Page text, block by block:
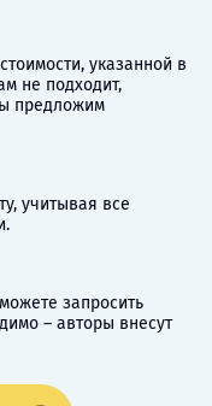
указанной в
не подходит,
предложим
учитывая все
запросить
– авторы внесут